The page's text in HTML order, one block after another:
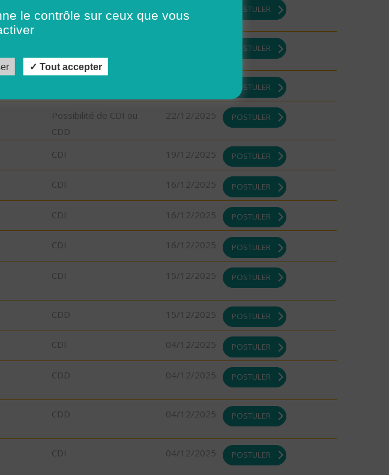
CDD
POSTULER
POSTULER
POSTULER
Possibilité de CDI ou
CDD
22/12/2025 POSTULER
CDI 19/12/2025 POSTULER
CDI 16/12/2025 POSTULER
CDI 16/12/2025 POSTULER
CDI 16/12/2025 POSTULER
CDI 15/12/2025 POSTULER
CDD 15/12/2025 POSTULER
CDI 04/12/2025 POSTULER
CDD 04/12/2025 POSTULER
CDD 04/12/2025 POSTULER
CDI 04/12/2025 POSTULER
le contrôle sur ceux que vous
Tout accepter